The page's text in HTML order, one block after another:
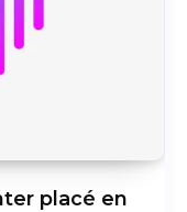
placé en